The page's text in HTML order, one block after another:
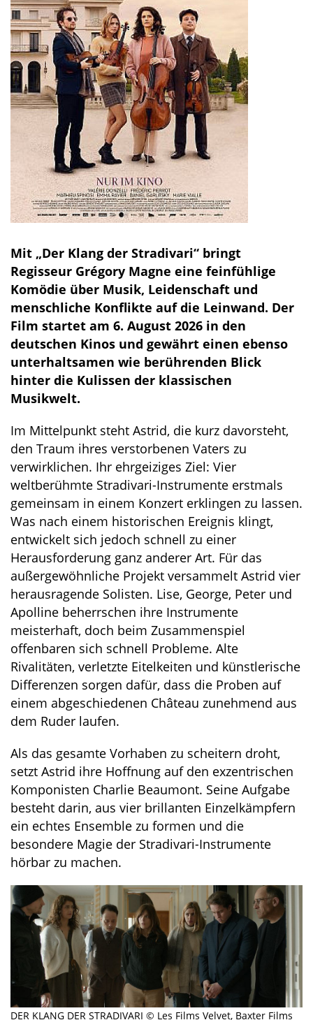
Mit „Der Klang der Stradivari“ bringt
Regisseur Grégory Magne eine feinfühlige
Komödie über Musik, Leidenschaft und
menschliche Konflikte auf die Leinwand. Der
Film startet am 6. August 2026 in den
deutschen Kinos und gewährt einen ebenso
unterhaltsamen wie berührenden Blick
hinter die Kulissen der klassischen
Musikwelt.
Im Mittelpunkt steht Astrid, die kurz davorsteht,
den Traum ihres verstorbenen Vaters zu
verwirklichen. Ihr ehrgeiziges Ziel: Vier
weltberühmte Stradivari-Instrumente erstmals
gemeinsam in einem Konzert erklingen zu lassen.
Was nach einem historischen Ereignis klingt,
entwickelt sich jedoch schnell zu einer
Herausforderung ganz anderer Art. Für das
außergewöhnliche Projekt versammelt Astrid vier
herausragende Solisten. Lise, George, Peter und
Apolline beherrschen ihre Instrumente
meisterhaft, doch beim Zusammenspiel
offenbaren sich schnell Probleme. Alte
Rivalitäten, verletzte Eitelkeiten und künstlerische
Differenzen sorgen dafür, dass die Proben auf
einem abgeschiedenen Château zunehmend aus
dem Ruder laufen.
Als das gesamte Vorhaben zu scheitern droht,
setzt Astrid ihre Hoffnung auf den exzentrischen
Komponisten Charlie Beaumont. Seine Aufgabe
besteht darin, aus vier brillanten Einzelkämpfern
ein echtes Ensemble zu formen und die
besondere Magie der Stradivari-Instrumente
hörbar zu machen.
DER KLANG DER STRADIVARI © Les Films Velvet, Baxter Films